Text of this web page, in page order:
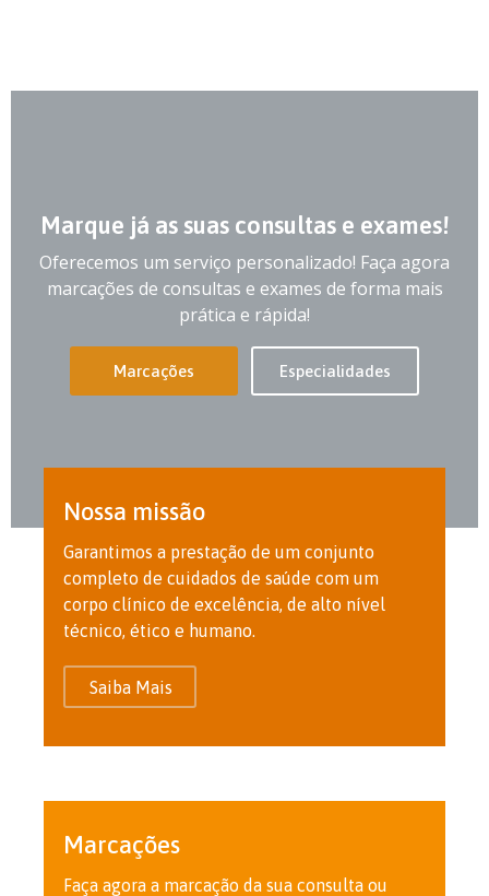
Marque já as suas consultas e exames!
Oferecemos um serviço personalizado! Faça agora
marcações de consultas e exames de forma mais
prática e rápida!
Marcações Especialidades
Nossa missão
Garantimos a prestação de um conjunto
completo de cuidados de saúde com um
corpo clínico de excelência, de alto nível
técnico, ético e humano.
Saiba Mais
Marcações
Faça agora a marcação da sua consulta ou